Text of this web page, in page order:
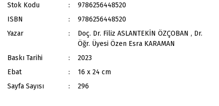
Stok Kodu
9786256448520
ISBN
9786256448520
Yazar
Doç. Dr. Filiz ASLANTEKİN ÖZÇOBAN , Dr.
Öğr. Üyesi Özen Esra KARAMAN
Baskı Tarihi
2023
Ebat
16 x 24 cm
Sayfa Sayısı
296